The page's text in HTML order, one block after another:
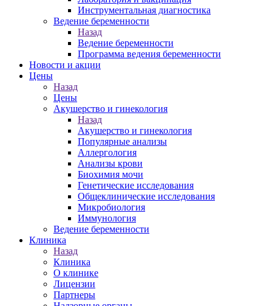
Инструментальная диагностика
Ведение беременности
Назад
Ведение беременности
Программа ведения беременности
Новости и акции
Цены
Назад
Цены
Акушерство и гинекология
Назад
Акушерство и гинекология
Популярные анализы
Аллергология
Анализы крови
Биохимия мочи
Генетические исследования
Общеклинические исследования
Микробиология
Иммунология
Ведение беременности
Клиника
Назад
Клиника
О клинике
Лицензии
Партнеры